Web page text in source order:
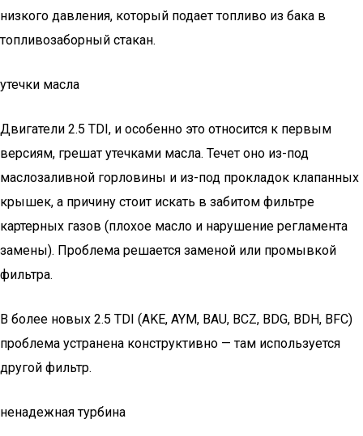
низкого давления, который подает топливо из бака в
топливозаборный стакан.
утечки масла
Двигатели 2.5 TDI, и особенно это относится к первым
версиям, грешат утечками масла. Течет оно из-под
маслозаливной горловины и из-под прокладок клапанных
крышек, а причину стоит искать в забитом фильтре
картерных газов (плохое масло и нарушение регламента
замены). Проблема решается заменой или промывкой
фильтра.
В более новых 2.5 TDI (АKE, AYM, BAU, BCZ, BDG, BDH, BFC)
проблема устранена конструктивно — там используется
другой фильтр.
ненадежная турбина